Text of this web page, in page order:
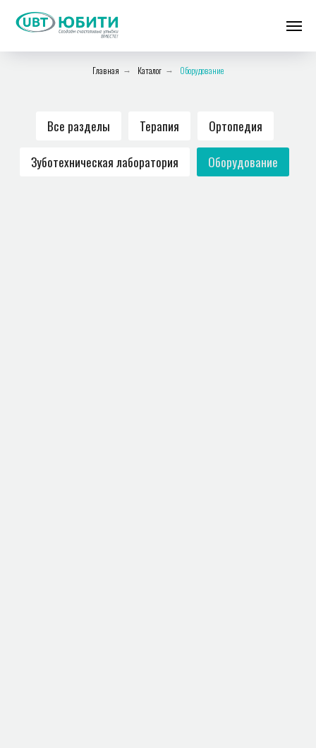
Главная → Каталог → Оборудование
Все разделы Терапия Ортопедия
Зуботехническая лаборатория Оборудование